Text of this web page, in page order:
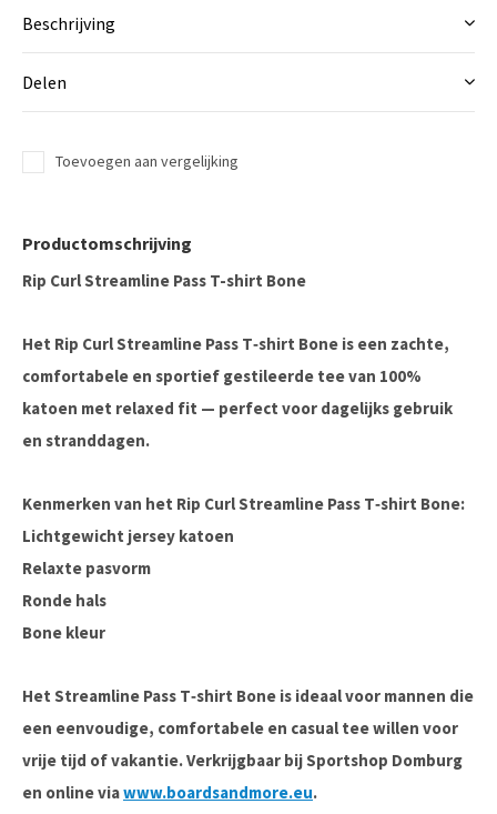
Beschrijving
Delen
Toevoegen aan vergelijking
Productomschrijving
Rip Curl Streamline Pass T-shirt Bone
Het Rip Curl Streamline Pass T‑shirt Bone is een zachte,
comfortabele en sportief gestileerde tee van 100%
katoen met relaxed fit — perfect voor dagelijks gebruik
en stranddagen.
Kenmerken van het Rip Curl Streamline Pass T‑shirt Bone:
Lichtgewicht jersey katoen
Relaxte pasvorm
Ronde hals
Bone kleur
Het Streamline Pass T‑shirt Bone is ideaal voor mannen die
een eenvoudige, comfortabele en casual tee willen voor
vrije tijd of vakantie. Verkrijgbaar bijSportshop Domburg
en online viawww.boardsandmore.eu.